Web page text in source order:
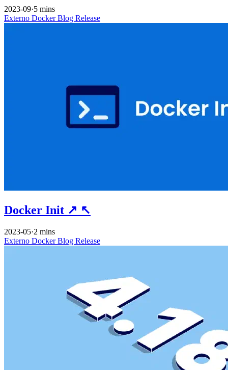
2023-09·5 mins
Externo DockerBlog Release
Docker Init ↗ ↖
2023-05·2 mins
Externo DockerBlog Release